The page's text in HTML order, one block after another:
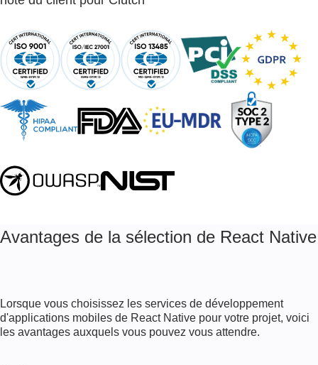
Avantages de la sélection de React Native
Lorsque vous choisissez les services de développement
d'applications mobiles de React Native pour votre projet, voici
les avantages auxquels vous pouvez vous attendre.